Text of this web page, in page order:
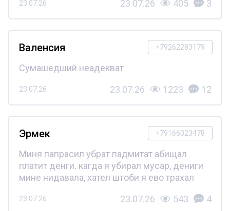
23.07.26 23.07.26 405 3
+79262283179
Валенсия
Сумашедший неадекват
23.07.26 23.07.26 1223 12
+79166023478
Эрмек
Миня папрасил убрат падмитат абищал
платит денги. кагда я убирал мусар, дениги
мине нидавала, хател штоби я ево трахал
23.07.26 23.07.26 543 4